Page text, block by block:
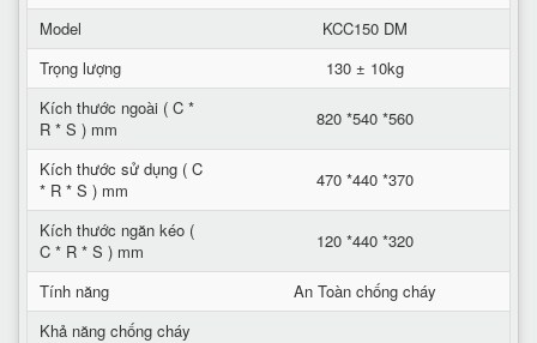
Model
KCC150 DM
Trọng lượng
130 ± 10kg
Kích thước ngoài ( C *
R * S ) mm
820 *540 *560
Kích thước sử dụng ( C
* R * S ) mm
470 *440 *370
Kích thước ngăn kéo (
C * R * S ) mm
120 *440 *320
Tính năng
An Toàn chống cháy
Khả năng chống cháy